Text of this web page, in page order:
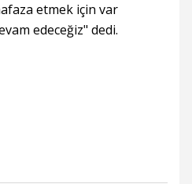
etmek için var
edeceğiz" dedi.